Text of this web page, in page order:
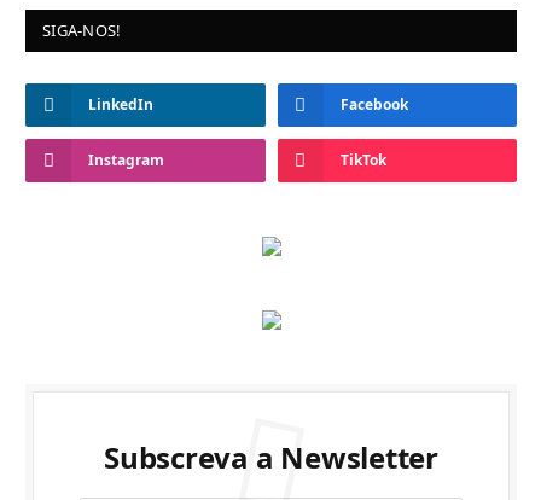
SIGA-NOS!
LinkedIn Facebook
Instagram TikTok
Subscreva a Newsletter